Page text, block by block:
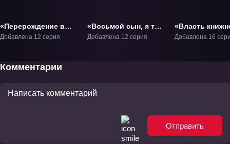
«Перерождение в
аристократа со
Добавлена 12 серия
«Восьмой сын, я так
не думаю!» ТВ-1
Добавлена 12 серия
«Власть
червя:
Добавлена 16
Комментарии
Отправить